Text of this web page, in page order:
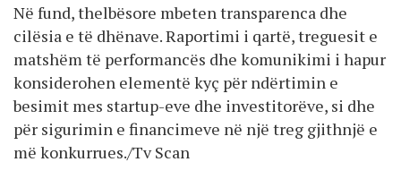
Në fund, thelbësore mbeten transparenca dhe
cilësia e të dhënave. Raportimi i qartë, treguesit e
matshëm të performancës dhe komunikimi i hapur
konsiderohen elementë kyç për ndërtimin e
besimit mes startup-eve dhe investitorëve, si dhe
për sigurimin e financimeve në një treg gjithnjë e
më konkurrues./Tv Scan